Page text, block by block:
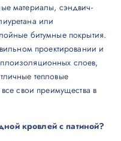
материалы, сэндвич-
или
битумные покрытия.
проектировании и
слоев,
тепловые
свои преимущества в
кровлей с патиной?